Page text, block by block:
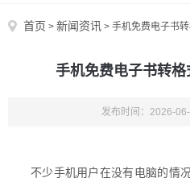
首页 > 新闻资讯 > 手机免费电子书
手机免费电子书转
发布时间：2026-
不少手机用户在没有电脑的情